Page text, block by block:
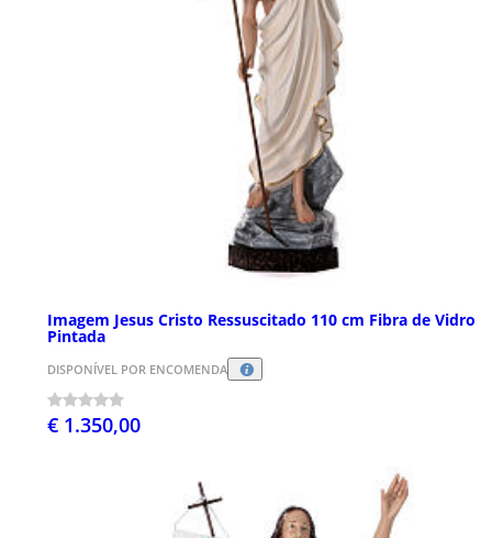
Imagem Jesus Cristo Ressuscitado 110 cm Fibra de Vidro
Pintada
DISPONÍVEL POR ENCOMENDA
€ 1.350,00